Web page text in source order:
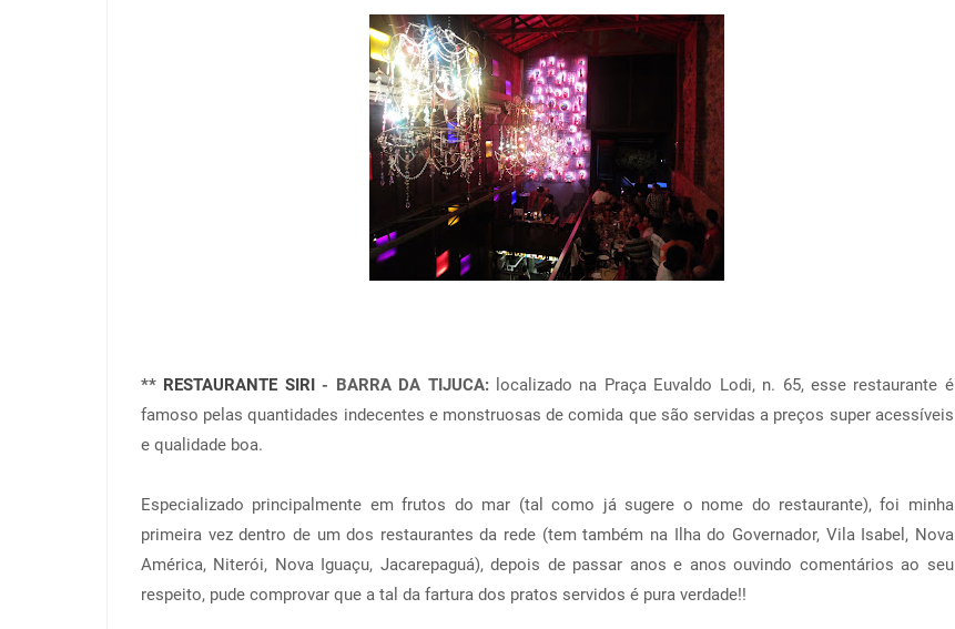
** RESTAURANTE SIRI- BARRA DA TIJUCA:localizado na Praça Euvaldo Lodi, n. 65, esse restaurante é
famoso pelas quantidades indecentes e monstruosas de comida que são servidas a preços super acessíveis
e qualidade boa.
Especializado principalmente em frutos do mar (tal como já sugere o nome do restaurante), foi minha
primeira vez dentro de um dos restaurantes da rede (tem também na Ilha do Governador, Vila Isabel, Nova
América, Niterói, Nova Iguaçu, Jacarepaguá), depois de passar anos e anos ouvindo comentários ao seu
respeito, pude comprovar que a tal da fartura dos pratos servidos é pura verdade!!